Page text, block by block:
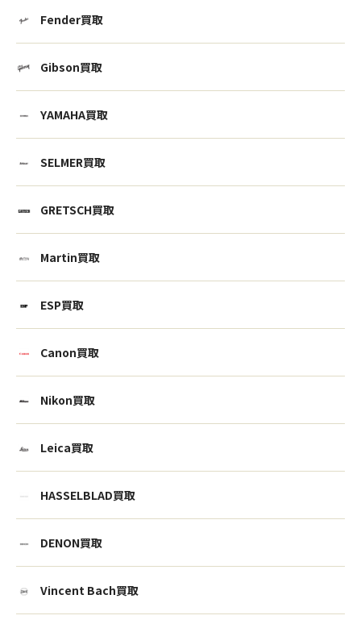
Fender買取
Gibson買取
YAMAHA買取
SELMER買取
GRETSCH買取
Martin買取
ESP買取
Canon買取
Nikon買取
Leica買取
HASSELBLAD買取
DENON買取
Vincent Bach買取